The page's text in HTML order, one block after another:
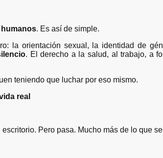
. Es así de simple.
la orientación sexual, la identidad de
. El derecho a la salud, al trabajo, a
teniendo que luchar por eso mismo.
real
Pero pasa. Mucho más de lo que